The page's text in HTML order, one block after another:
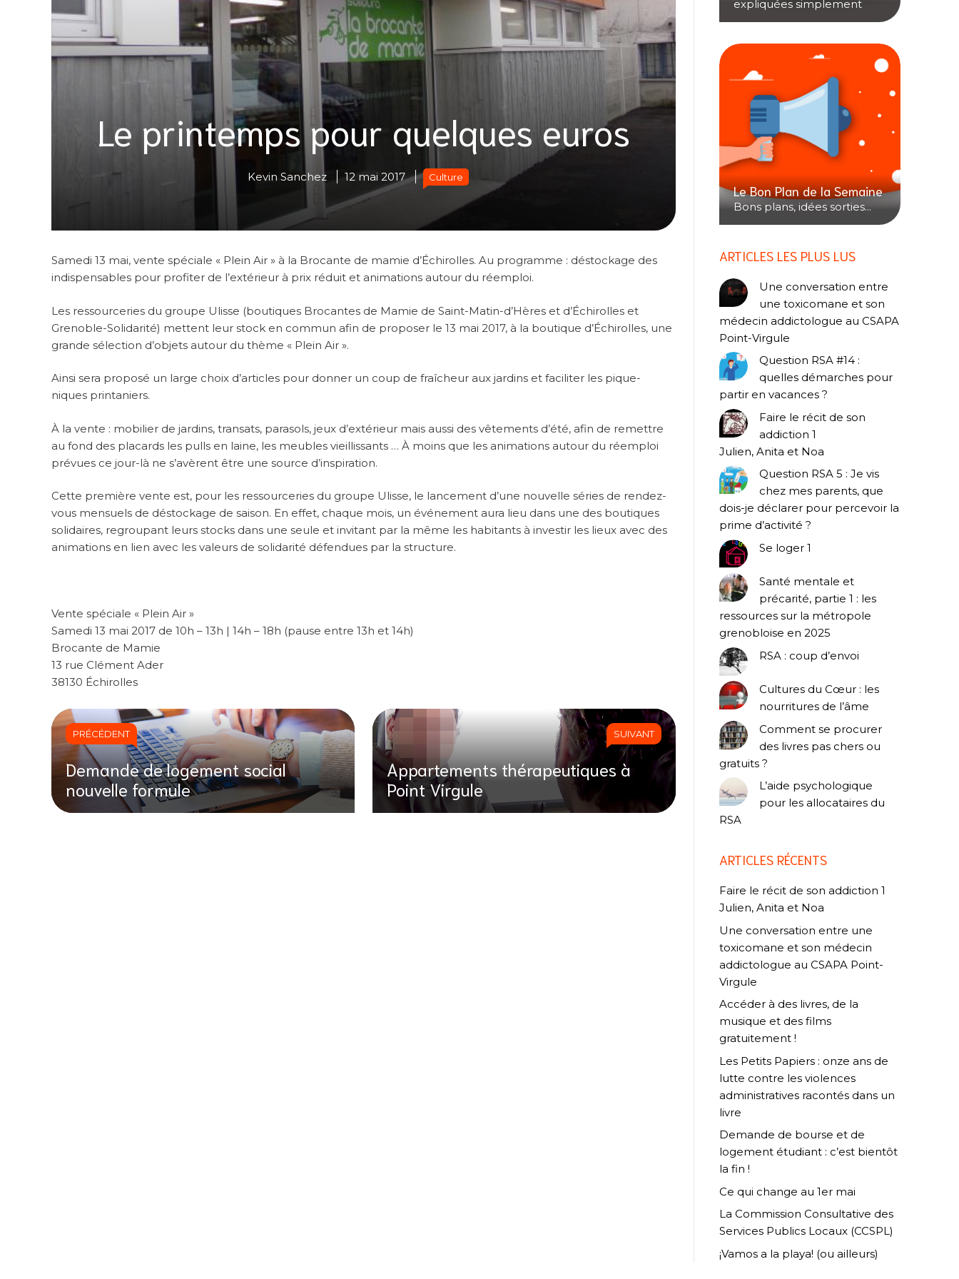
Le printemps pour quelques euros
Kevin Sanchez 12 mai 2017 Culture
Samedi 13 mai, vente spéciale « Plein Air » à la Brocante de mamie d’Échirolles. Au programme : déstockage des
indispensables pour profiter de l’extérieur à prix réduit et animations autour du réemploi.
Les ressourceries du groupe Ulisse (boutiques Brocantes de Mamie de Saint-Matin-d’Hères et d’Échirolles et
Grenoble-Solidarité) mettent leur stock en commun afin de proposer le 13 mai 2017, à la boutique d’Échirolles, une
grande sélection d’objets autour du thème « Plein Air ».
Ainsi sera proposé un large choix d’articles pour donner un coup de fraîcheur aux jardins et faciliter les pique-
niques printaniers.
À la vente : mobilier de jardins, transats, parasols, jeux d’extérieur mais aussi des vêtements d’été, afin de remettre
au fond des placards les pulls en laine, les meubles vieillissants … À moins que les animations autour du réemploi
prévues ce jour-là ne s’avèrent être une source d’inspiration.
Cette première vente est, pour les ressourceries du groupe Ulisse, le lancement d’une nouvelle séries de rendez-
vous mensuels de déstockage de saison. En effet, chaque mois, un événement aura lieu dans une des boutiques
solidaires, regroupant leurs stocks dans une seule et invitant par la même les habitants à investir les lieux avec des
animations en lien avec les valeurs de solidarité défendues par la structure.
Vente spéciale « Plein Air »
Samedi 13 mai 2017 de 10h – 13h | 14h – 18h (pause entre 13h et 14h)
Brocante de Mamie
13 rue Clément Ader
38130 Échirolles
PRÉCÉDENT
Demande de logement social
nouvelle formule
SUIVANT
Appartements thérapeutiques à
Point Virgule
expliquées simplement
Le Bon Plan de la Semaine
Bons plans, idées sorties...
ARTICLES LES PLUS LUS
Une conversation entre
une toxicomane et son
médecin addictologue au CSAPA
Point-Virgule
Question RSA #14 :
quelles démarches pour
partir en vacances ?
Faire le récit de son
addiction 1
Julien, Anita et Noa
Question RSA 5 : Je vis
chez mes parents, que
dois-je déclarer pour percevoir la
prime d’activité ?
Se loger 1
Santé mentale et
précarité, partie 1 : les
ressources sur la métropole
grenobloise en 2025
RSA : coup d’envoi
Cultures du Cœur : les
nourritures de l’âme
Comment se procurer
des livres pas chers ou
gratuits ?
L’aide psychologique
pour les allocataires du
RSA
ARTICLES RÉCENTS
Faire le récit de son addiction 1
Julien, Anita et Noa
Une conversation entre une
toxicomane et son médecin
addictologue au CSAPA Point-
Virgule
Accéder à des livres, de la
musique et des films
gratuitement !
Les Petits Papiers : onze ans de
lutte contre les violences
administratives racontés dans un
livre
Demande de bourse et de
logement étudiant : c’est bientôt
la fin !
Ce qui change au 1er mai
La Commission Consultative des
Services Publics Locaux (CCSPL)
¡Vamos a la playa! (ou ailleurs)